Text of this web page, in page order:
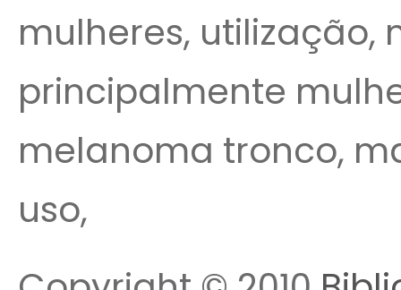
mulheres, utilização,
principalmente
melanoma tronco,
uso,